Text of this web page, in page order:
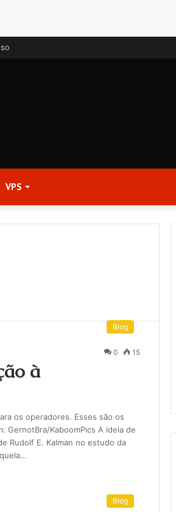
VPS
Blog
0 15
à
os operadores. Esses são os
GernotBra/KaboomPics A ideia de
Rudolf E. Kalman no estudo da
Blog